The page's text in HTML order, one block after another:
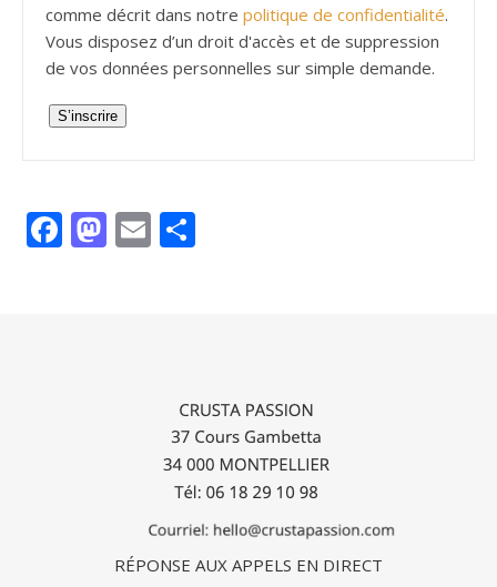
comme décrit dans notre politique de confidentialité.
Vous disposez d’un droit d'accès et de suppression
de vos données personnelles sur simple demande.
S’inscrire
Facebook
Mastodon
Email
RÉPONSE AUX APPELS EN DIRECT